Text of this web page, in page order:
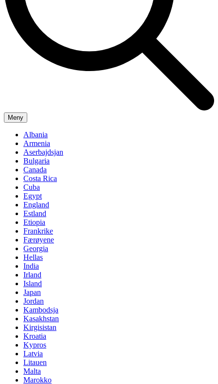
Meny
Albania
Armenia
Aserbajdsjan
Bulgaria
Canada
Costa Rica
Cuba
Egypt
England
Estland
Etiopia
Frankrike
Færøyene
Georgia
Hellas
India
Irland
Island
Japan
Jordan
Kambodsja
Kasakhstan
Kirgisistan
Kroatia
Kypros
Latvia
Litauen
Malta
Marokko